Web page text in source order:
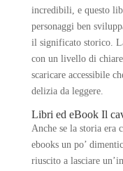
incredibili, e questo
personaggi ben
il significato storico.
con un livello di
scaricare accessibile
delizia da leggere.
Libri ed eBook Il
Anche se la storia era
ebooks un po’
riuscito a lasciare